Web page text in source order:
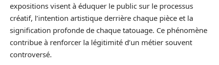
expositions visent à éduquer le public sur le processus
créatif, l’intention artistique derrière chaque pièce et la
signification profonde de chaque tatouage. Ce phénomène
contribue à renforcer la légitimité d’un métier souvent
controversé.